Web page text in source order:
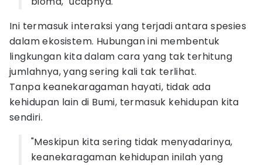
Ini termasuk interaksi yang terjadi antara spesies
dalam ekosistem. Hubungan ini membentuk
lingkungan kita dalam cara yang tak terhitung
jumlahnya, yang sering kali tak terlihat.
Tanpa keanekaragaman hayati, tidak ada
kehidupan lain di Bumi, termasuk kehidupan kita
sendiri.
"Meskipun kita sering tidak menyadarinya,
keanekaragaman kehidupan inilah yang